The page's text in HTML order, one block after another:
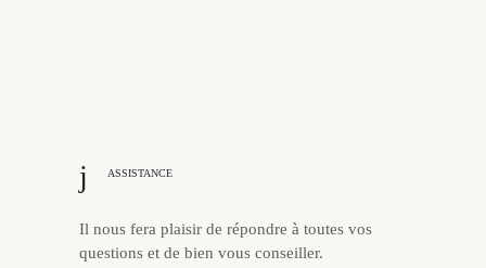
ASSISTANCE
Il nous fera plaisir de répondre à toutes vos
questions et de bien vous conseiller.